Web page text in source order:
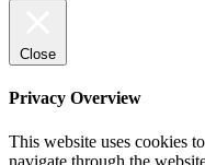
Close
Privacy Overview
This website uses cookies
navigate through the